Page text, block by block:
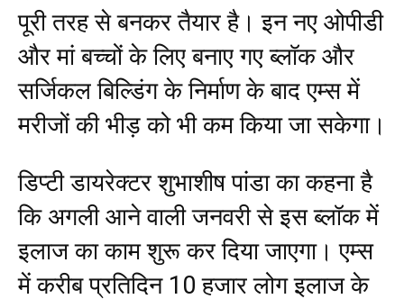
पूरी तरह से बनकर तैयार है। इन नए ओपीडी
और मां बच्चों के लिए बनाए गए ब्लॉक और
सर्जिकल बिल्डिंग के निर्माण के बाद एम्स में
मरीजों की भीड़ को भी कम किया जा सकेगा।
डिप्टी डायरेक्टर शुभाशीष पांडा का कहना है
कि अगली आने वाली जनवरी से इस ब्लॉक में
इलाज का काम शुरू कर दिया जाएगा। एम्स
में करीब प्रतिदिन 10 हजार लोग इलाज के